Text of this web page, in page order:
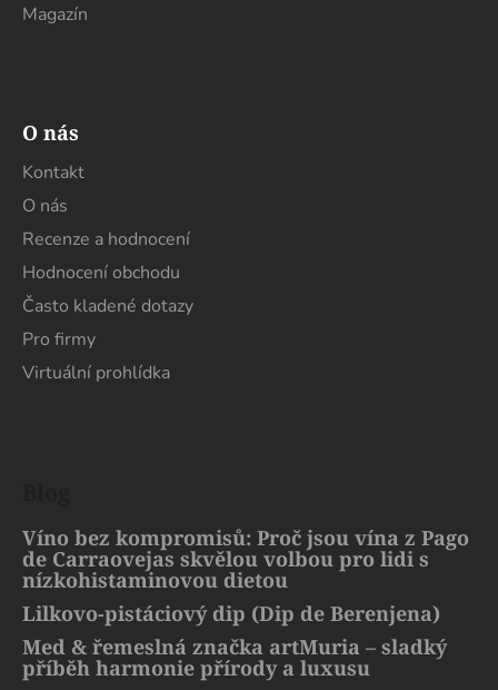
Magazín
O nás
Kontakt
O nás
Recenze a hodnocení
Hodnocení obchodu
Často kladené dotazy
Pro firmy
Virtuální prohlídka
Víno bez kompromisů: Proč jsou vína z Pago
de Carraovejas skvělou volbou pro lidi s
nízkohistaminovou dietou
Lilkovo-pistáciový dip (Dip de Berenjena)
Med & řemeslná značka artMuria – sladký
příběh harmonie přírody a luxusu